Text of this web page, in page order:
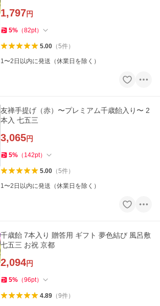
1,797円
5% （82pt）
5.00（5件）
1〜2日以内に発送（休業日を除く）
友禅手提げ（赤）〜プレミアム千歳飴入り〜 2
本入 七五三
3,065円
5% （ 142pt）
5.00（5件）
1〜2日以内に発送（休業日を除く）
千歳飴 7本入り 贈答用 ギフト 夢色結び 風呂敷
七五三 お祝 京都
2,094円
5% （96pt）
4.89（9件）